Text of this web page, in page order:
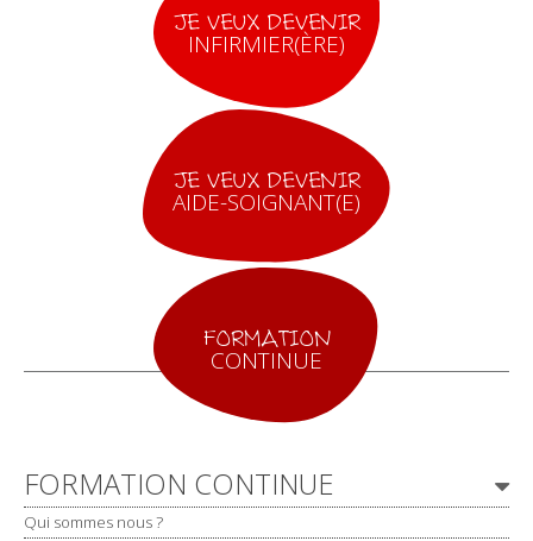
JE VEUX DEVENIR
INFIRMIER(ÈRE)
JE VEUX DEVENIR
AIDE-SOIGNANT(E)
FORMATION
CONTINUE
Navigation
FORMATION CONTINUE
Qui sommes nous ?